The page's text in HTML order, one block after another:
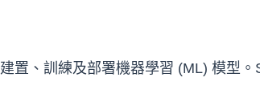
、訓練及部署機器學習 (ML) 模型。